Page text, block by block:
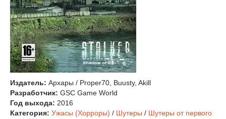
Издатель: Архары / Proper70, Buusty, Akill
Разработчик: GSC Game World
Год выхода: 2016
Категория: Ужасы (Хорроры) / Шутеры / Шутеры от первого